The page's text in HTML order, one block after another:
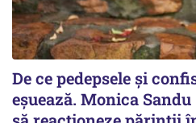
De ce pedepsele și
eșuează. Monica